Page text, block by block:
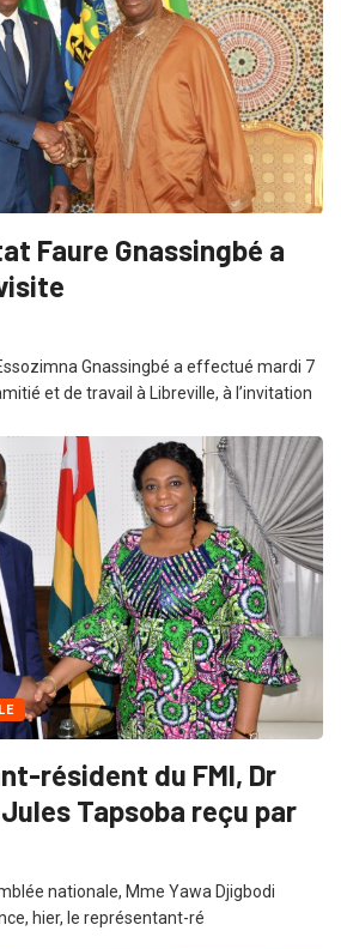
Faure Gnassingbé a
Gnassingbé a effectué mardi 7
et de travail à Libreville, à l’invitation
résident du FMI, Dr
Tapsoba reçu par
nationale, Mme Yawa Djigbodi
hier, le représentant-ré